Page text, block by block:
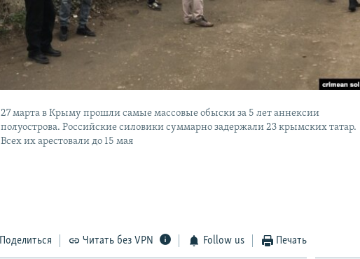
27 марта в Крыму прошли самые массовые обыски за 5 лет аннексии
полуострова. Российские силовики суммарно задержали 23 крымских татар.
Всех их арестовали до 15 мая
Поделиться Читать без VPN Follow us Печать